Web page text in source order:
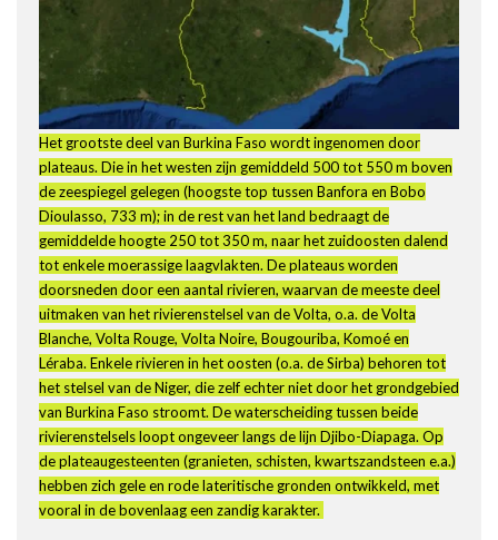
Het grootste deel van Burkina Faso wordt ingenomen door
plateaus. Die in het westen zijn gemiddeld 500 tot 550 m boven
de zeespiegel gelegen (hoogste top tussen Banfora en Bobo
Dioulasso, 733 m); in de rest van het land bedraagt de
gemiddelde hoogte 250 tot 350 m, naar het zuidoosten dalend
tot enkele moerassige laagvlakten. De plateaus worden
doorsneden door een aantal rivieren, waarvan de meeste deel
uitmaken van het rivierenstelsel van de Volta, o.a. de Volta
Blanche, Volta Rouge, Volta Noire, Bougouriba, Komoé en
Léraba. Enkele rivieren in het oosten (o.a. de Sirba) behoren tot
het stelsel van de Niger, die zelf echter niet door het grondgebied
van Burkina Faso stroomt. De waterscheiding tussen beide
rivierenstelsels loopt ongeveer langs de lijn Djibo-Diapaga. Op
de plateaugesteenten (granieten, schisten, kwartszandsteen e.a.)
hebben zich gele en rode lateritische gronden ontwikkeld, met
vooral in de bovenlaag een zandig karakter.